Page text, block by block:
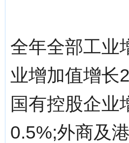
全年全部工业
业增加值增长
国有控股企业
0.5%;外商及